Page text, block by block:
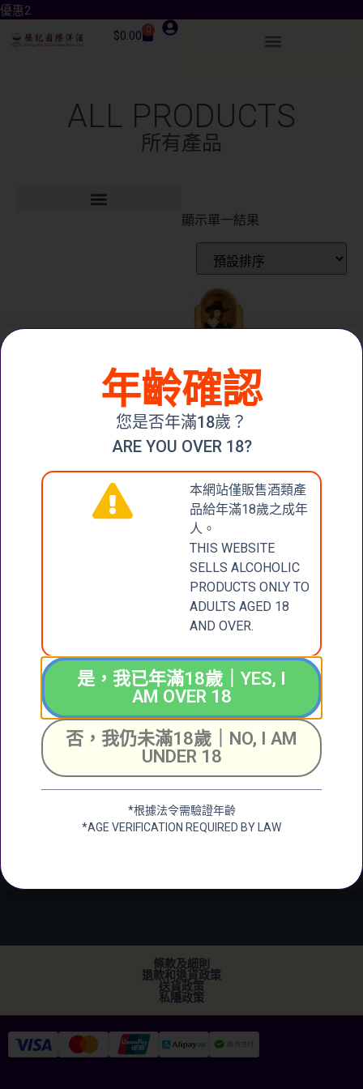
優惠2
$0.00 0
ALL PRODUCTS
所有產品
顯示單一結果
BODEGAS
FAUSTINO I
GRAN
RESERVA
2010
加入購物車
CONTACT
+852 6388 4444
張記國際洋酒有限公
司
CHEUNG KEE
WINES LIMITED
新界大圍成運道25-27
號成全工業大廈地下2
Unit 2, G/F, Shing
Chuen Industrial
Building, 25 Shing
Wan Road, Tai Wai,
New Territerory
條款及細則
退款和退貨政策
送貨政策
私隱政策
年齡確認
您是否年滿18歲？
ARE YOU OVER 18?
本網站僅販售酒類產
品給年滿18歲之成年
人。
THIS WEBSITE
SELLS ALCOHOLIC
PRODUCTS ONLY TO
ADULTS AGED 18
AND OVER.
是，我已年滿18歲｜YES, I
AM OVER 18
否，我仍未滿18歲｜NO, I AM
UNDER 18
*根據法令需驗證年齡
*AGE VERIFICATION REQUIRED BY LAW